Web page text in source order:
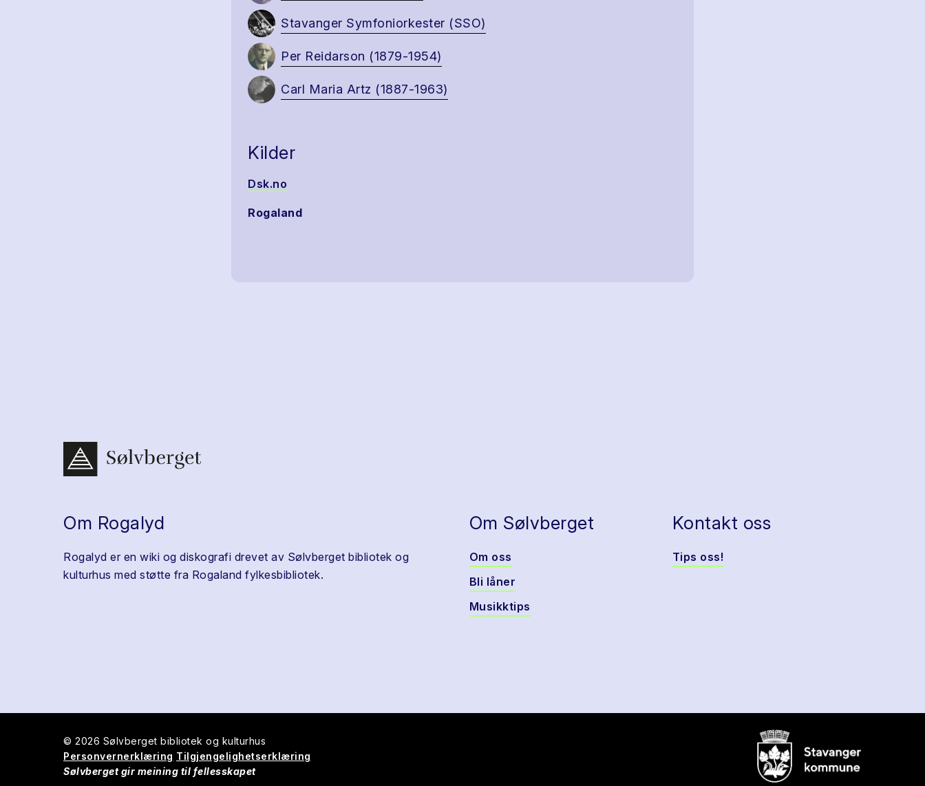
Stavanger Symfoniorkester (SSO)
Per Reidarson (1879-1954)
Carl Maria Artz (1887-1963)
Kilder
Dsk.no
Rogaland
Om Rogalyd
Rogalyd er en wiki og diskografi drevet av Sølvberget bibliotek og
kulturhus med støtte fra Rogaland fylkesbibliotek.
Om Sølvberget
Om oss
Bli låner
Musikktips
Kontakt oss
Tips oss!
© 2026 Sølvberget bibliotek og kulturhus
Personvernerklæring Tilgjengelighetserklæring
Sølvberget gir meining til fellesskapet